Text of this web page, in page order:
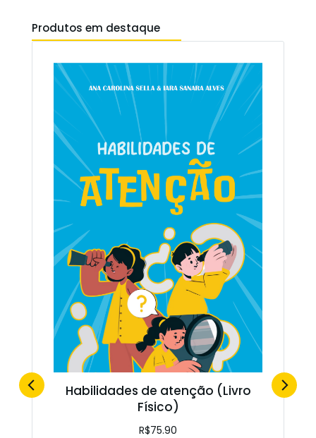
Produtos em destaque
Habilidades de atenção (Livro
Físico)
R$75.90